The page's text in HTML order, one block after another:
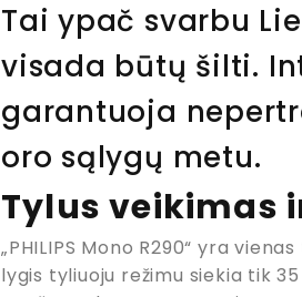
Tai ypač svarbu
visada būtų šilti.
garantuoja
oro sąlygų metu.
Tylus veikimas
„PHILIPS Mono R290“ yra
lygis tyliuoju režimu siekia tik